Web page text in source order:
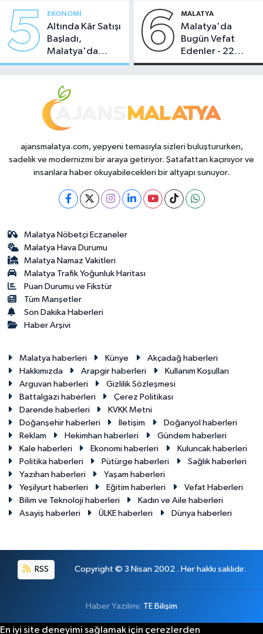
5 EKONOMI
Altında Kâr Satışı
Başladı,
Malatya'da
Makas Ne
6 MALATYA
Malatya'da
Bugün Vefat
Edenler - 22
Temmuz 2026
ajansmalatya.com, yepyeni temasıyla sizleri buluştururken,
sadelik ve modernizmi bir araya getiriyor. Şatafattan kaçınıyor ve
insanlara haber okuyabilecekleri bir altyapı sunuyor.
Malatya Nöbetçi Eczaneler
Malatya Hava Durumu
Malatya Namaz Vakitleri
Malatya Trafik Yoğunluk Haritası
Puan Durumu ve Fikstür
Tüm Manşetler
Son Dakika Haberleri
Haber Arşivi
Malatya haberleri Künye
Akçadağ haberleri
Hakkımızda
Arapgir haberleri
Kullanım Koşulları
Arguvan haberleri
Gizlilik Sözleşmesi
Battalgazi haberleri
Çerez Politikası
Darende haberleri
KVKK Metni
Doğanşehir haberleri
İletişim
Doğanyol haberleri
Reklam
Hekimhan haberleri
Gündem haberleri
Kale haberleri
Ekonomi haberleri
Kuluncak haberleri
Politika haberleri
Pütürge haberleri
Sağlık haberleri
Yazıhan haberleri
Yaşam haberleri
Yeşilyurt haberleri
Eğitim haberleri
Vefat Haberleri
Bilim ve Teknoloji haberleri
Kadın ve Aile haberleri
Asayiş haberleri
ÜLKE haberleri Dünya haberleri
RSS Copyright © 3 Nisan 2002 . Her hakkı saklıdır.
Haber Yazılımı: TE Bilişim
En iyi site deneyimi sağlamak için çerezlerden